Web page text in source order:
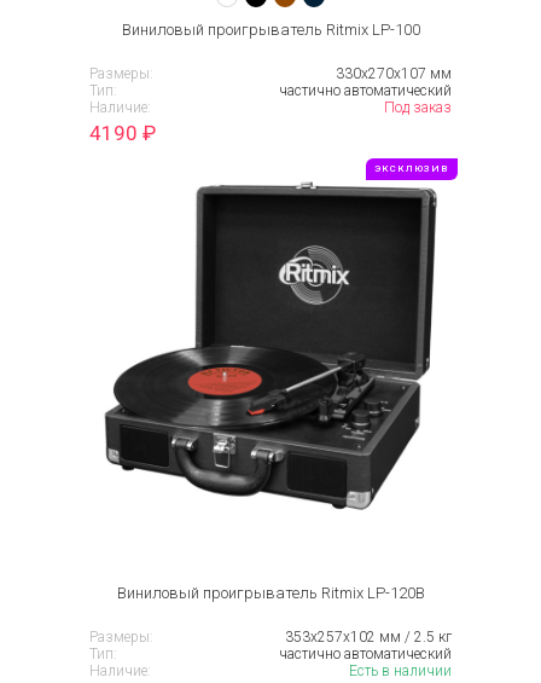
Виниловый проигрыватель Ritmix LP-100
Размеры:
330х270х107 мм
Тип:
частично автоматический
Наличие:
Под заказ
4190 ₽
ЭКСКЛЮЗИВ
Виниловый проигрыватель Ritmix LP-120B
Размеры:
353х257х102 мм / 2.5 кг
Тип:
частично автоматический
Наличие:
Есть в наличии